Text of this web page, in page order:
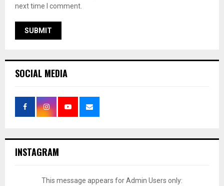
next time I comment.
SOCIAL MEDIA
INSTAGRAM
This message appears for Admin Users only: